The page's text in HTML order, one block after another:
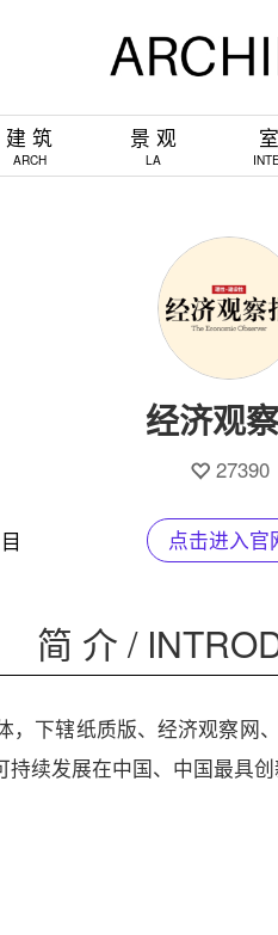
建 筑
ARCH
景 观
LA
经济观
27390
点击进入官
简 介 /
，下辖纸质版、经济观察
续发展在中国、中国最具创